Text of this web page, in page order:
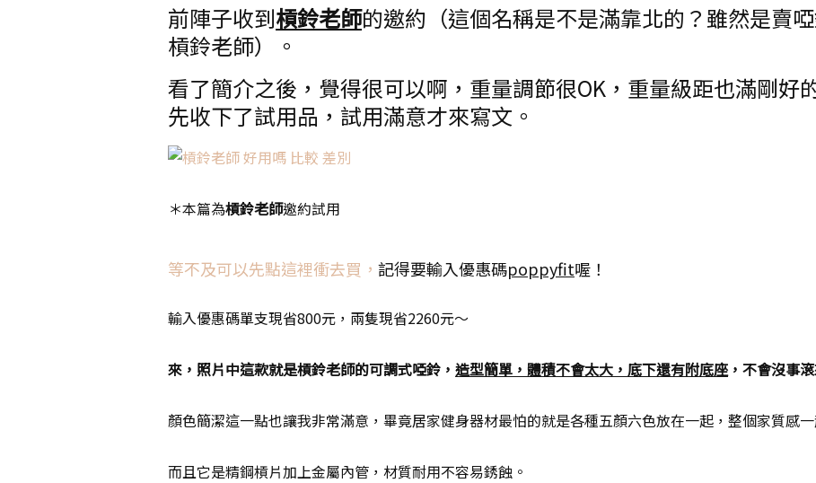
前陣子收到槓鈴老師的邀約（這個名稱是不是滿靠北的？雖然是賣
槓鈴老師）。
看了簡介之後，覺得很可以啊，重量調節很OK，重量級距也滿剛好
先收下了試用品，試用滿意才來寫文。
＊本篇為槓鈴老師邀約試用
等不及可以先點這裡衝去買， 記得要輸入優惠碼poppyfit喔！
輸入優惠碼單支現省800元，兩隻現省2260元～
來，照片中這款就是槓鈴老師的可調式啞鈴， 造型簡單，體積不會太大，底下還有附底座，不會沒事
顏色簡潔這一點也讓我非常滿意，畢竟居家健身器材最怕的就是各種五顏六色放在一起，整個家質感
而且它是精鋼槓片加上金屬內管，材質耐用不容易銹蝕。